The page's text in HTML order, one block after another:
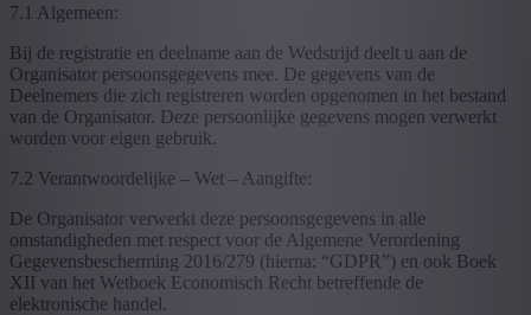
7.1 Algemeen:
Bij de registratie en deelname aan de Wedstrijd deelt u aan de
Organisator persoonsgegevens mee. De gegevens van de
Deelnemers die zich registreren worden opgenomen in het bestand
van de Organisator. Deze persoonlijke gegevens mogen verwerkt
worden voor eigen gebruik.
7.2 Verantwoordelijke – Wet – Aangifte:
De Organisator verwerkt deze persoonsgegevens in alle
omstandigheden met respect voor de Algemene Verordening
Gegevensbescherming 2016/279 (hierna: “GDPR”) en ook Boek
XII van het Wetboek Economisch Recht betreffende de
elektronische handel.